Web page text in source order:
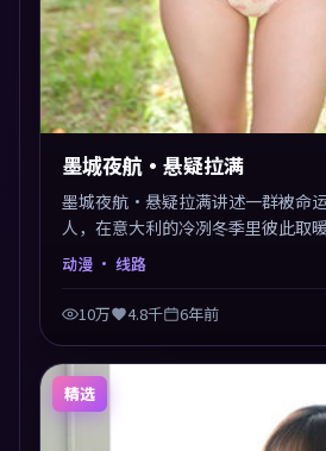
墨城夜航·悬疑拉满
墨城夜航·悬疑拉满讲述一群被命
人，在意大利的冷冽冬季里彼此取
以动漫类型外壳探讨信任与背叛，
尾留白开放解读，关于“选择”的主
动漫 · 线路
10万 4.8千 6年前
精选